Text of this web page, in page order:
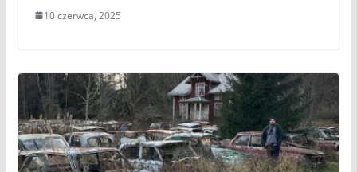
10 czerwca, 2025